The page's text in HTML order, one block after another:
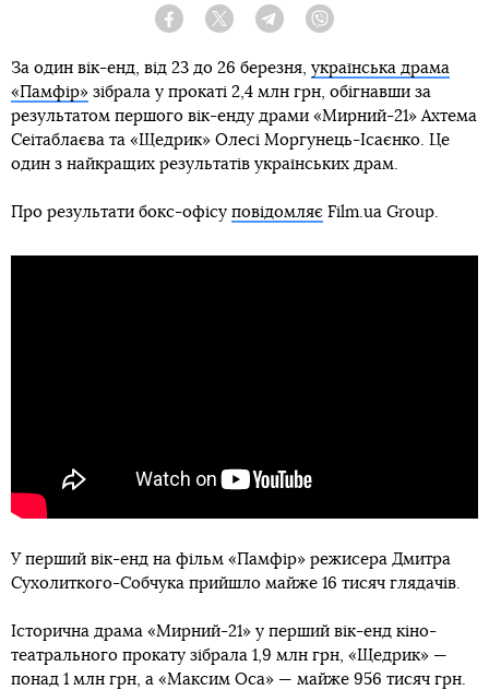
Facebook Twitter Telegram
За один вік-енд, від 23 до 26 березня, українська драма
«Памфір» зібрала у прокаті 2,4 млн грн, обігнавши за
результатом першого вік-енду драми «Мирний-21» Ахтема
Сеітаблаєва та «Щедрик» Олесі Моргунець-Ісаєнко. Це
один з найкращих результатів українських драм.
Про результати бокс-офісу повідомляє Film.ua Group.
У перший вік-енд на фільм «Памфір» режисера Дмитра
Сухолиткого-Собчука прийшло майже 16 тисяч глядачів.
Історична драма «Мирний-21» у перший вік-енд кіно-
театрального прокату зібрала 1,9 млн грн, «Щедрик» —
понад 1 млн грн, а «Максим Оса» — майже 956 тисяч грн.